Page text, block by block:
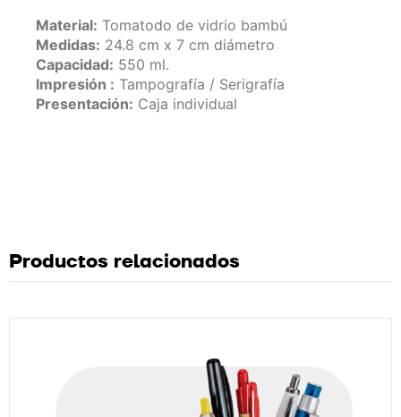
Material: Tomatodo de vidrio bambú
Medidas: 24.8 cm x 7 cm diámetro
Capacidad: 550 ml.
Impresión : Tampografía / Serigrafía
Presentación: Caja individual
Productos relacionados